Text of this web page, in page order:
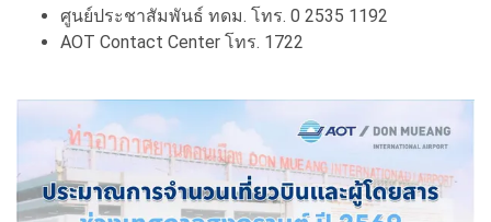
ศูนย์ประชาสัมพันธ์ ทดม. โทร. 0 2535 1192
AOT Contact Center โทร. 1722